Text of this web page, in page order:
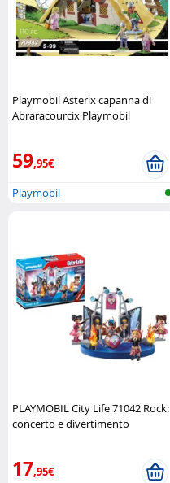
Playmobil Asterix capanna di
Abraracourcix Playmobil
59,95€
Playmobil
PLAYMOBIL City Life 71042 Rock:
concerto e divertimento
17,95€